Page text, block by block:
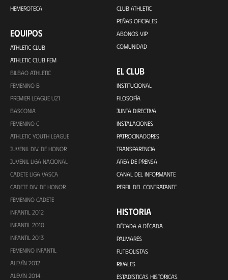
HEMEROTECA
EQUIPOS
ATHLETIC CLUB
ATHLETIC CLUB FEM
BILBAO ATHLETIC
FEMENINO B
PREMIER LEAGUE U21
BASCONIA
FEMENINO C
ATHLETIC YOUTH LEAGUE
JUVENIL DIV. DE HONOR
JUVENIL LIGA NACIONAL
CADETE LIGA VASCA
CADETE DIV. DE HONOR
FEMENINO CADETE
INFANTIL 2012
INFANTIL 2010
INFANTIL 2013
FEMENINO INFANTIL
ALEVÍN 2012
ALEVÍN 2014
CLUB ATHLETIC
PEÑAS OFICIALES
ABONOS VIP
COMUNIDAD
EL CLUB
INSTITUCIONAL
FILOSOFÍA
JUNTA DIRECTIVA
INSTALACIONES
PATROCINADORES
TRANSPARENCIA
ÁREA DE PRENSA
CANAL DEL INFORMANTE
PERFIL DEL CONTRATANTE
HISTORIA
DÉCADA A DÉCADA
PALMARÉS
FUTBOLISTAS
RIVALES
ESTADÍSTICAS HISTÓRICAS